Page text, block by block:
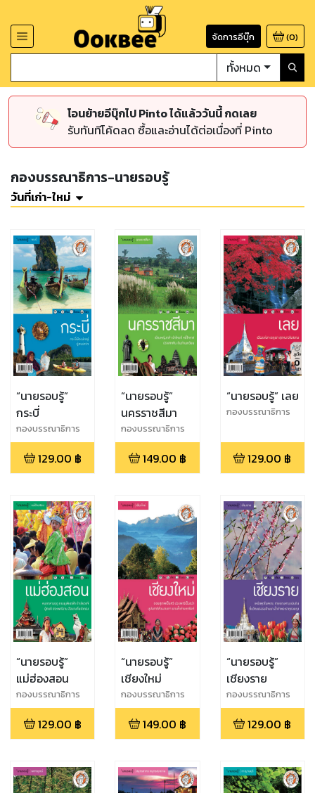
จัดการอีบุ๊ก (0)
ทั้งหมด
โอนย้ายอีบุ๊กไป Pinto ได้แล้ววันนี้ กดเลย
รับทันทีโค้ดลด ซื้อและอ่านได้ต่อเนื่องที่ Pinto
กองบรรณาธิการ-นายรอบรู้
วันที่เก่า-ใหม่
“นายรอบรู้”
กระบี่
กองบรรณาธิการ
นายรอบรู้
129.00 ฿
“นายรอบรู้”
นครราชสีมา
กองบรรณาธิการ
นายรอบรู้
149.00 ฿
“นายรอบรู้” เลย
กองบรรณาธิการ
129.00 ฿
“นายรอบรู้”
แม่ฮ่องสอน
กองบรรณาธิการ
นายรอบรู้
129.00 ฿
“นายรอบรู้”
เชียงใหม่
กองบรรณาธิการ
นายรอบรู้
149.00 ฿
“นายรอบรู้”
เชียงราย
กองบรรณาธิการ
นายรอบรู้
129.00 ฿